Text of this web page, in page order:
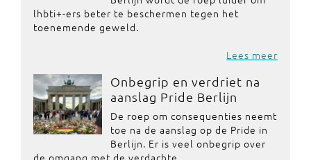
lhbti+-ers beter te beschermen tegen het
toenemende geweld.
Lees meer
Onbegrip en verdriet na
aanslag Pride Berlijn
De roep om consequenties neemt
toe na de aanslag op de Pride in
Berlijn. Er is veel onbegrip over
de omgang met de verdachte.